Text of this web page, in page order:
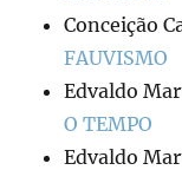
Conceição
FAUVISMO
Edvaldo
O TEMPO
Edvaldo